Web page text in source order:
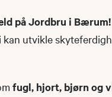
på Jordbru i Bærum!
utvikle
fugl, hjort, bjørn og